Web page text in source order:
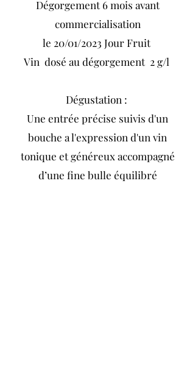
Dégorgement 6 mois avant
commercialisation
le 20/01/2023 Jour Fruit
Vin dosé au dégorgement 2 g/l
Dégustation :
Une entrée précise suivis d'un
bouche a l'expression d'un vin
tonique et généreux accompagné
d’une fine bulle équilibré